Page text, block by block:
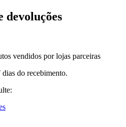
devoluções
vendidos por lojas parceiras
do recebimento.